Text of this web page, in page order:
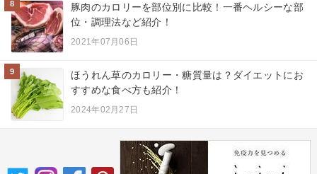
8
豚肉のカロリーを部位別に比較！一番ヘルシーな部
位・調理法など紹介！
2021年07月06日
9
ほうれん草のカロリー・糖質量は？ダイエットにお
すすめな食べ方も紹介！
2024年02月27日